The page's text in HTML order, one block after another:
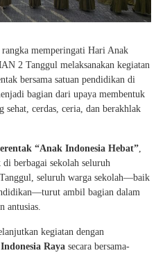
memperingati Hari Anak
2 Tanggul melaksanakan kegiatan
bersama satuan pendidikan di
bagian dari upaya membentuk
sehat, cerdas, ceria, dan berakhlak
“Anak Indonesia Hebat”,
di berbagai sekolah seluruh
seluruh warga sekolah—baik
ambil bagian dalam
antusias.
kegiatan dengan
Raya secara bersama-